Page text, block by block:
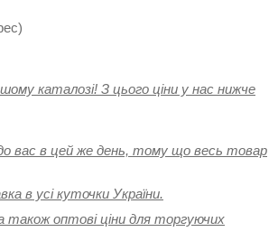
каталозі! З цього ціни у нас нижче
вас в цей же день, тому що весь товар
в усі куточки України.
також оптові ціни для торгуючих